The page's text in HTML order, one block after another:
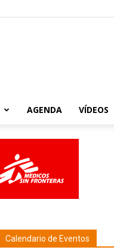
AGENDA VÍDEOS
Calendario de Eventos